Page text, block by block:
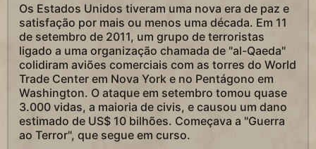
Os Estados Unidos tiveram uma nova era de paz e
satisfação por mais ou menos uma década. Em 11
de setembro de 2011, um grupo de terroristas
ligado a uma organização chamada de "al-Qaeda"
colidiram aviões comerciais com as torres do World
Trade Center em Nova York e no Pentágono em
Washington. O ataque em setembro tomou quase
3.000 vidas, a maioria de civis, e causou um dano
estimado de US$ 10 bilhões. Começava a "Guerra
ao Terror", que segue em curso.